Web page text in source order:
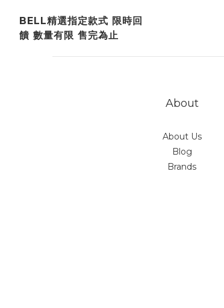
BELL精選指定款式 限時回
饋 數量有限 售完為止
About
About Us
Blog
Brands